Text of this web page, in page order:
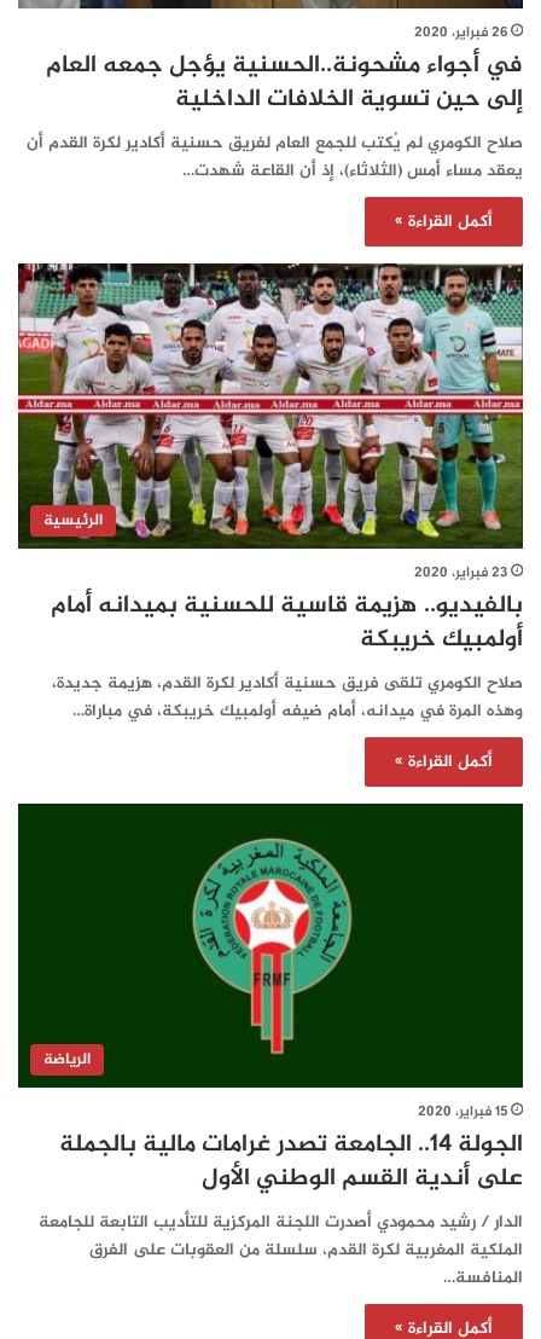
26 فبراير، 2020
في أجواء مشحونة..الحسنية يؤجل جمعه العام
إلى حين تسوية الخلافات الداخلية
صلاح الكومري لم يُكتب للجمع العام لفريق حسنية أكادير لكرة القدم أن
يعقد مساء أمس (الثلاثاء)، إذ أن القاعة شهدت…
أكمل القراءة »
الرئيسية
23 فبراير، 2020
بالفيديو.. هزيمة قاسية للحسنية بميدانه أمام
أولمبيك خريبكة
صلاح الكومري تلقى فريق حسنية أكادير لكرة القدم، هزيمة جديدة،
وهذه المرة في ميدانه، أمام ضيفه أولمبيك خريبكة، في مباراة…
أكمل القراءة »
الرياضة
15 فبراير، 2020
الجولة 14.. الجامعة تصدر غرامات مالية بالجملة
على أندية القسم الوطني الأول
الدار / رشيد محمودي أصدرت اللجنة المركزية للتأديب التابعة للجامعة
الملكية المغربية لكرة القدم، سلسلة من العقوبات على الفرق
المنافسة…
أكمل القراءة »